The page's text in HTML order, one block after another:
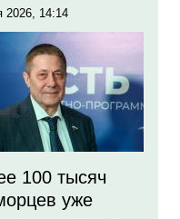
2026, 14:14
100 тысяч
уже